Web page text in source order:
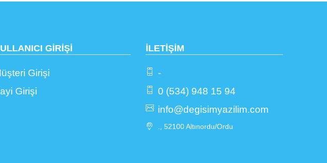
GİRİŞİ
Girişi
Girişi
İLETİŞİM
-
0 (534) 948 15 94
info@degisimyazilim.com
., 52100 Altınordu/Ordu